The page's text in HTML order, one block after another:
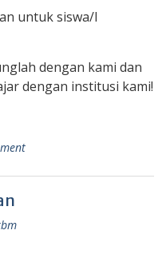
untuk siswa/I
dengan kami dan
dengan institusi kami!